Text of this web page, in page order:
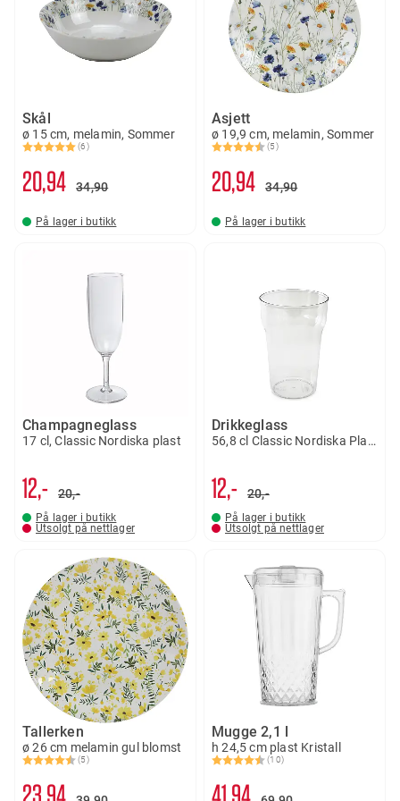
Skål
ø 15 cm, melamin, Sommer
Karakter:
(6)
5.0 av 5 mulige
2094 34 90
På lager i butikk
Asjett
ø 19,9 cm, melamin, Sommer
Karakter:
(5)
4.8 av 5 mulige
2094 34 90
På lager i butikk
Champagneglass
17 cl, Classic Nordiska plast
12,- 20,-
På lager i butikk
Utsolgt på nettlager
Drikkeglass
56,8 cl Classic Nordiska Plast
12,- 20,-
På lager i butikk
Utsolgt på nettlager
Tallerken
ø 26 cm melamin gul blomst
Karakter:
(5)
4.8 av 5 mulige
23 94
Mugge 2,1 l
h 24,5 cm plast Kristall
Karakter:
(10)
4.3 av 5 mulige
41 94